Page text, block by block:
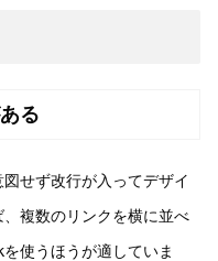
る
せず改行が入ってデザイ
複数のリンクを横に並べ
を使うほうが適していま